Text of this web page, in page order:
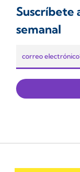
Suscríbete
semanal